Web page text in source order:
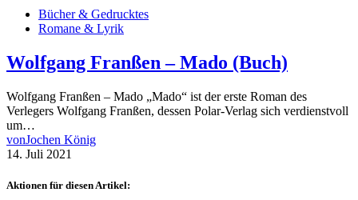
Bücher & Gedrucktes
Romane & Lyrik
Wolfgang Franßen – Mado (Buch)
Wolfgang Franßen – Mado „Mado“ ist der erste Roman des
Verlegers Wolfgang Franßen, dessen Polar-Verlag sich verdienstvoll
um…
vonJochen König
14. Juli 2021
Aktionen für diesen Artikel: